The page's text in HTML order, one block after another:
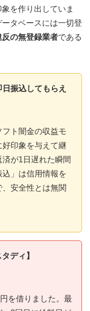
を作り出していま
タベースには一切登
の無登録業者である
振込してもらえ
ト闇金の収益モ
印象を与えて継
が1日遅れた瞬間
」は信用情報を
安全性とは無関
ディ】
を借りました。最